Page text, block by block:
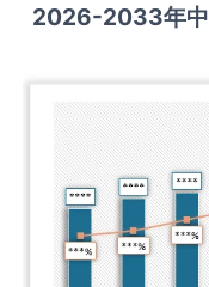
2026-2033年